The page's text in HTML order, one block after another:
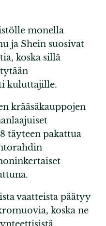
monella
ja Shein suosivat
koska sillä
kuluttajille.
krääsäkauppojen
täyteen pakattua
vaatteista päätyy
koska ne